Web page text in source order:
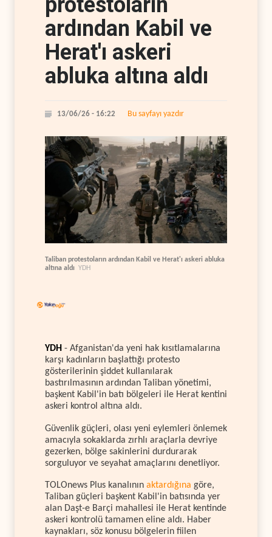
ardından Kabil ve
Herat'ı askeri
abluka altına aldı
13/06/26 - 16:22 Bu sayfayı yazdır
Taliban protestoların ardından Kabil ve Herat'ı askeri abluka
altına aldı YDH
YDH - Afganistan'da yeni hak kısıtlamalarına
karşı kadınların başlattığı protesto
gösterilerinin şiddet kullanılarak
bastırılmasının ardından Taliban yönetimi,
başkent Kabil'in batı bölgeleri ile Herat kentini
askeri kontrol altına aldı.
Güvenlik güçleri, olası yeni eylemleri önlemek
amacıyla sokaklarda zırhlı araçlarla devriye
gezerken, bölge sakinlerini durdurarak
sorguluyor ve seyahat amaçlarını denetliyor.
TOLOnews Plus kanalının aktardığına göre,
Taliban güçleri başkent Kabil'in batısında yer
alan Daşt-e Barçi mahallesi ile Herat kentinde
askeri kontrolü tamamen eline aldı. Haber
kaynakları, söz konusu bölgelerin fiilen